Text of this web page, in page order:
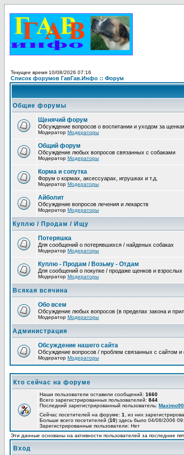
Текущее время 10/08/2026 07:16
Список форумов ГавГав.Инфо :: Форум
Общие форумы
Щенячий форум
Обсуждение вопросов о воспитании и уходом за
Модератор Модераторы
Общий форум
Обсуждение любых вопросов связанных с собаками
Модератор Модераторы
Корма и сопутка
Форум о кормах, аксессуарах, игрушках и т.д.
Модератор Модераторы
Айболит
Обсуждение вопросов лечения и лекарств
Модератор Модераторы
Куплю / Продам / Ищу
Потеряшка
Для сообщений о потерявшихся / найденых собаках
Модератор Модераторы
Куплю - Продам / Возьму - Отдам
Для сообщений о покупке / продаже щенков и взрослых
Модератор Модераторы
Всякая всячина
Обо всем
Обсуждение любых вопросов (в пределах закона и
Модератор Модераторы
Администрация
Обсуждение нашего сайта
Обсуждение вопросов / проблем связанных с сайтом
Модератор Модераторы
Кто сейчас на форуме
Наши пользователи оставили сообщений: 1660
Всего зарегистрированных пользователей: 844
Последний зарегистрированный пользователь: Maximo90
Сейчас посетителей на форуме: 1 , из них
Больше всего посетителей (10) здесь было 04/08/2006
Зарегистрированные пользователи: Нет
Эти данные основаны на активности пользователей за последние
Вход